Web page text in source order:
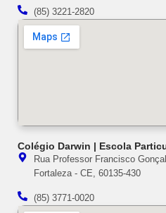
(85) 3221-2820
Colégio Darwin | Escola
Rua Professor Francisco
Fortaleza - CE, 60135-430
(85) 3771-0020